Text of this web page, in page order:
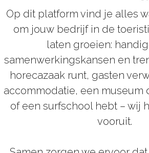
Op dit platform vind je alles
om jouw bedrijf in de
laten groeien:
samenwerkingskansen en
horecazaak runt, gasten
accommodatie, een museum
of een surfschool hebt – wij
vooruit.